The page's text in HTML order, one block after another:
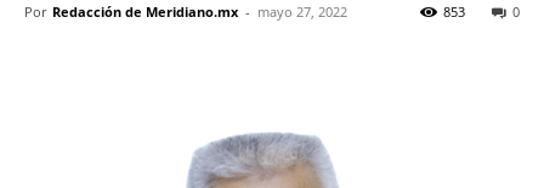
Por Redacción de Meridiano.mx - mayo 27, 2022 0
853